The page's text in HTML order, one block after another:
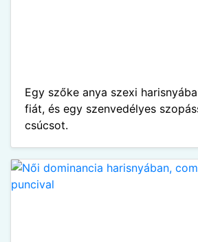
Egy szőke anya szexi
fiát, és egy szenvedélyes
csúcsot.